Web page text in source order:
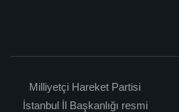
Milliyetçi Hareket Partisi
İstanbul İl Başkanlığı resmi